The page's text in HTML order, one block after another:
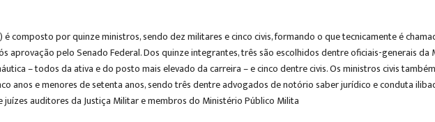
composto por quinze ministros, sendo dez militares e cinco civis, formando o que tecnicamente é
aprovação pelo Senado Federal. Dos quinze integrantes, três são escolhidos dentre oficiais-generais
– todos da ativa e do posto mais elevado da carreira – e cinco dentre civis. Os ministros civis
anos e menores de setenta anos, sendo três dentre advogados de notório saber jurídico e conduta
auditores da Justiça Militar e membros do Ministério Público Milita